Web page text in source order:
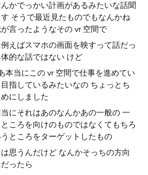
かでっかい計画があるみたいな話聞
そうで最近見たものでもなんかね
言ったようなその vr 空間で
えばスマホの画面を映すって話だっ
的な話ではない けど
本当にこの vr 空間で仕事を進めてい
指しているみたいなの ちょっとち
にしました
にそれはあのなんかあの一般の 一
ころを向けのものではなくてもちろ
ところをターゲットしたもの
思うんだけど なんかそっちの方向
ったら